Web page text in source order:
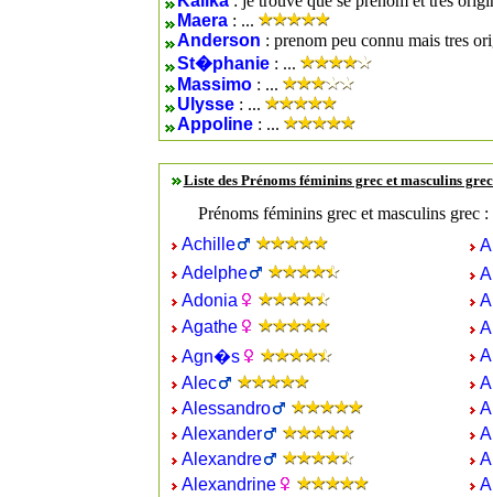
Maera : ...
Anderson : prenom peu connu mais tres
St�phanie : ...
Massimo : ...
Ulysse : ...
Appoline : ...
Liste des Prénoms féminins grec et masculins
Prénoms féminins grec et masculins grec :
Achille
Adelphe
Adonia
Agathe
Agn�s
Alec
Alessandro
Alexander
Alexandre
Alexandrine